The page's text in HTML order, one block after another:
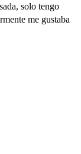
solo tengo
me gustaba